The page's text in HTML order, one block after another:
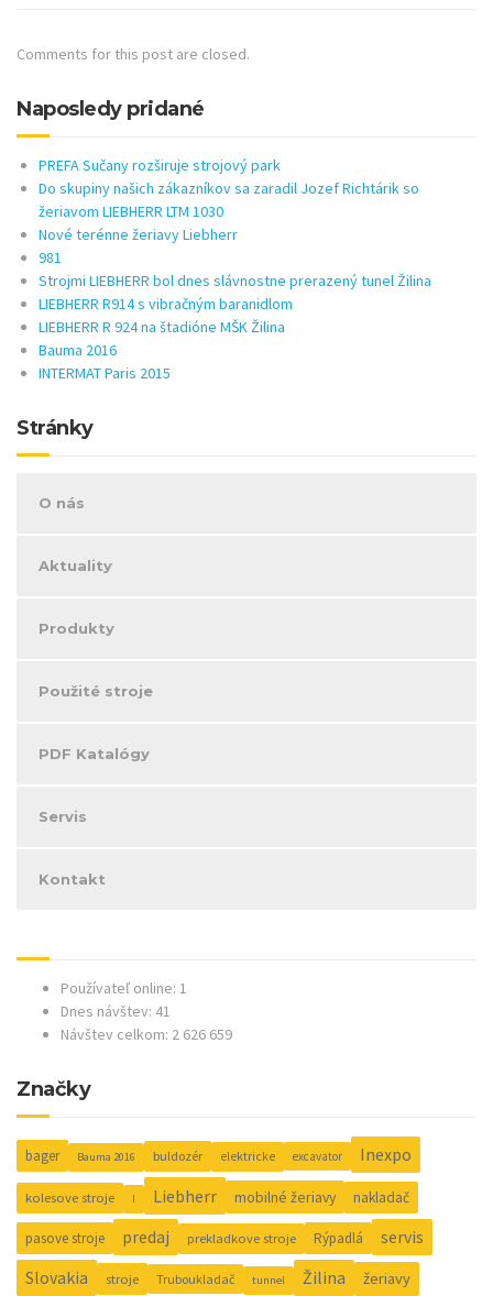
Comments for this post are closed.
Naposledy pridané
PREFA Sučany rozširuje strojový park
Do skupiny našich zákazníkov sa zaradil Jozef Richtárik so
žeriavom LIEBHERR LTM 1030
Nové terénne žeriavy Liebherr
981
Strojmi LIEBHERR bol dnes slávnostne prerazený tunel Žilina
LIEBHERR R914 s vibračným baranidlom
LIEBHERR R 924 na štadióne MŠK Žilina
Bauma 2016
INTERMAT Paris 2015
Stránky
O nás
Aktuality
Produkty
Použité stroje
PDF Katalógy
Servis
Kontakt
Používateľ online: 1
Dnes návštev: 41
Návštev celkom: 2 626 659
Značky
bager Bauma 2016 buldozér elektricke excavator Inexpo
kolesove stroje l Liebherr mobilné žeriavy nakladač
pasove stroje predaj prekladkove stroje Rýpadlá servis
Slovakia stroje Truboukladač tunnel Žilina žeriavy